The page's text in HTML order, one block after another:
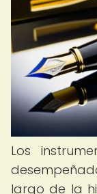
Los
largo de la